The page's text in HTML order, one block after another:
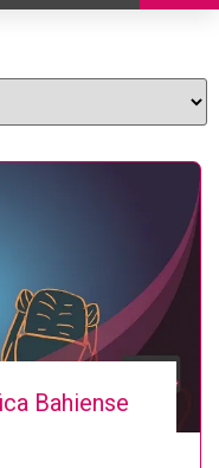
Bahiense